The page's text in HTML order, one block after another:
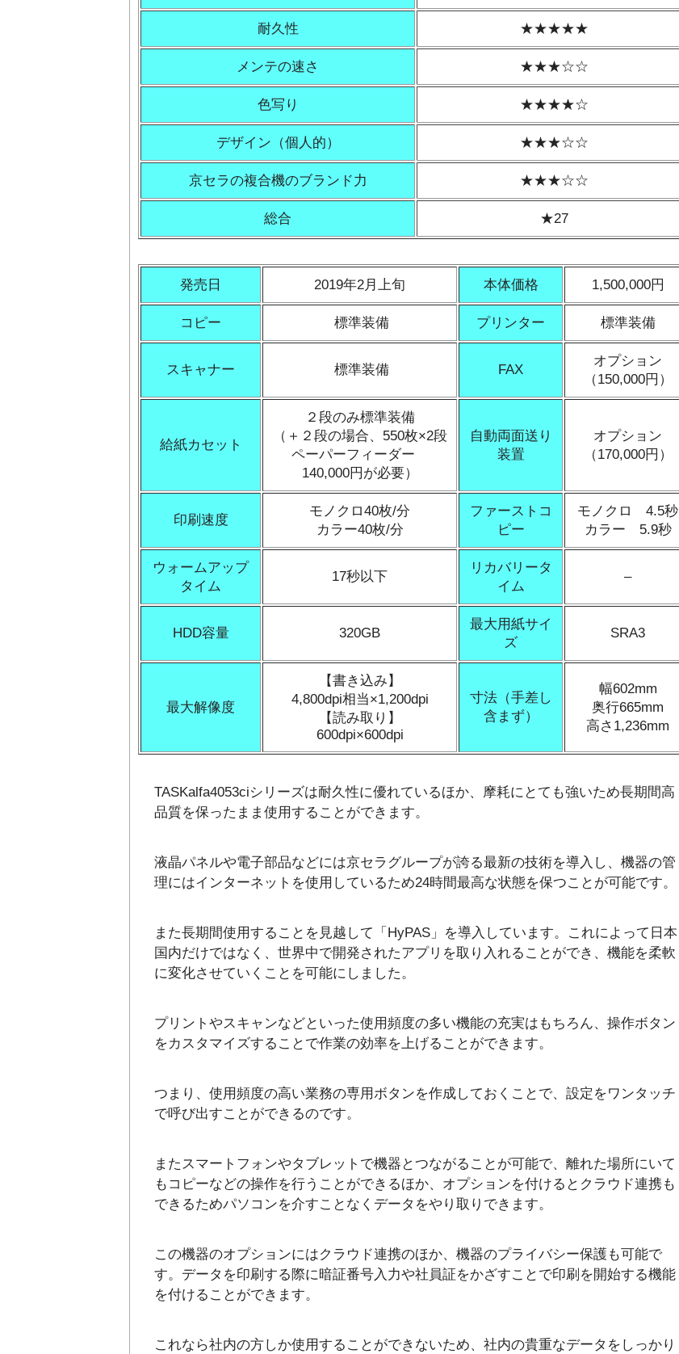
耐久性 ★★★★★
メンテの速さ ★★★☆☆
色写り ★★★★☆
デザイン（個人的） ★★★☆☆
京セラの複合機のブランド力 ★★★☆☆
総合 ★27
発売日 2019年2月上旬 本体価格 1,500,000円
コピー 標準装備 プリンター 標準装備
スキャナー 標準装備 FAX
オプション
（150,000円）
給紙カセット
２段のみ標準装備
（＋２段の場合、550枚×2段
ペーパーフィーダー
140,000円が必要）
自動両面送り
装置
オプション
（170,000円）
印刷速度
モノクロ40枚/分
カラー40枚/分
ファーストコ
ピー
モノクロ 4.5秒
カラー 5.9秒
ウォームアップ
タイム
17秒以下
リカバリータ
イム
–
HDD容量 320GB
最大用紙サイ
ズ
SRA3
最大解像度
【書き込み】
4,800dpi相当×1,200dpi
【読み取り】
600dpi×600dpi
寸法（手差し
含まず）
幅602mm
奥行665mm
高さ1,236mm
TASKalfa4053ciシリーズは耐久性に優れているほか、摩耗にとても強いため長期間高
品質を保ったまま使用することができます。
液晶パネルや電子部品などには京セラグループが誇る最新の技術を導入し、機器の管
理にはインターネットを使用しているため24時間最高な状態を保つことが可能です。
また長期間使用することを見越して「HyPAS」を導入しています。これによって日本
国内だけではなく、世界中で開発されたアプリを取り入れることができ、機能を柔軟
に変化させていくことを可能にしました。
プリントやスキャンなどといった使用頻度の多い機能の充実はもちろん、操作ボタン
をカスタマイズすることで作業の効率を上げることができます。
つまり、使用頻度の高い業務の専用ボタンを作成しておくことで、設定をワンタッチ
で呼び出すことができるのです。
またスマートフォンやタブレットで機器とつながることが可能で、離れた場所にいて
もコピーなどの操作を行うことができるほか、オプションを付けるとクラウド連携も
できるためパソコンを介すことなくデータをやり取りできます。
この機器のオプションにはクラウド連携のほか、機器のプライバシー保護も可能で
す。データを印刷する際に暗証番号入力や社員証をかざすことで印刷を開始する機能
を付けることができます。
これなら社内の方しか使用することができないため、社内の貴重なデータをしっかり